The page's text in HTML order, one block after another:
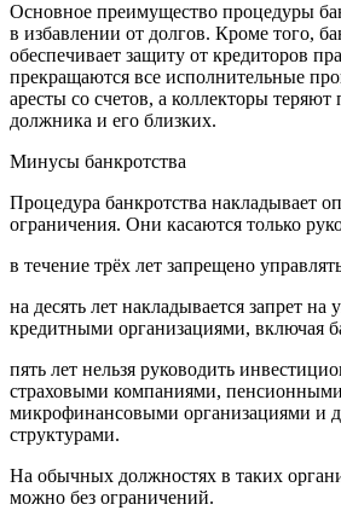
Основное преимущество процедуры
в избавлении от долгов. Кроме того,
обеспечивает защиту от кредиторов
прекращаются все исполнительные
аресты со счетов, а коллекторы теряют
должника и его близких.
Минусы банкротства
Процедура банкротства накладывает
ограничения. Они касаются только
в течение трёх лет запрещено
на десять лет накладывается запрет на
кредитными организациями,
пять лет нельзя руководить
страховыми компаниями,
микрофинансовыми организациями и
структурами.
На обычных должностях в таких
можно без ограничений.